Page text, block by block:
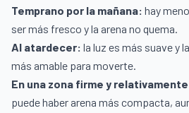
Temprano por la mañana: hay
ser más fresco y la arena no quema.
Al atardecer: la luz es más suave y
más amable para moverte.
En una zona firme y
puede haber arena más compacta,